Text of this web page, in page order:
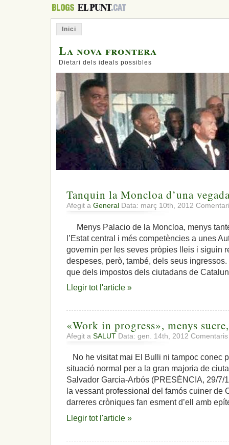
Inici
La nova frontera
Dietari dels ideals possibles
Tanquin la Moncloa d’una
Afegit a General Data: març 10th, 2012
Menys Palacio de la Moncloa, menys
l’Estat central i més competències a unes
governin per les seves pròpies lleis i siguin
despeses, però, també, dels seus
que dels impostos dels ciutadans de
Llegir tot l'article »
«Work in progress», menys
Afegit a SALUT Data: gen. 14th, 2012
No he visitat mai El Bulli ni tampoc conec
situació normal per a la gran majoria de
Salvador Garcia-Arbós (PRESÈNCIA, 29/7/
la vessant professional del famós cuiner de
darreres cròniques fan esment d’ell amb
Llegir tot l'article »